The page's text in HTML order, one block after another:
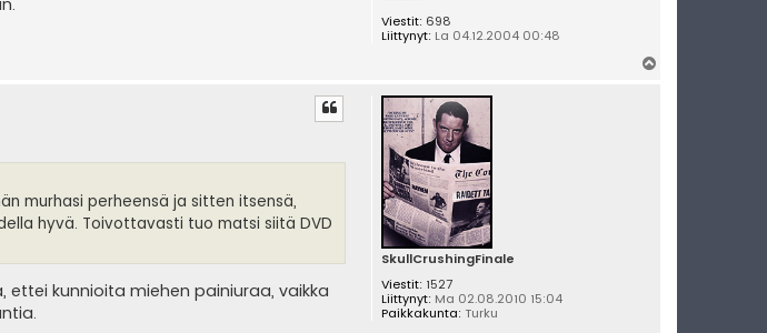
Viestit: 698
Liittynyt: La 04.12.2004 00:48
SkullCrushingFinale
Viestit: 1527
Liittynyt: Ma 02.08.2010 15:04
Paikkakunta: Turku
murhasi perheensä ja sitten itsensä,
hyvä. Toivottavasti tuo matsi siitä DVD
ettei kunnioita miehen painiuraa, vaikka